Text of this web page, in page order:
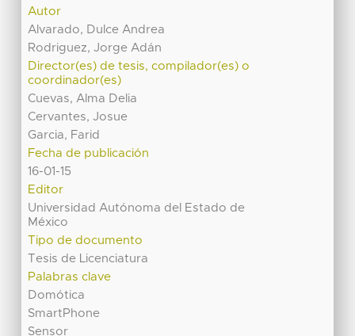
Autor
Alvarado, Dulce Andrea
Rodriguez, Jorge Adán
Director(es) de tesis, compilador(es) o
coordinador(es)
Cuevas, Alma Delia
Cervantes, Josue
Garcia, Farid
Fecha de publicación
16-01-15
Editor
Universidad Autónoma del Estado de
México
Tipo de documento
Tesis de Licenciatura
Palabras clave
Domótica
SmartPhone
Sensor